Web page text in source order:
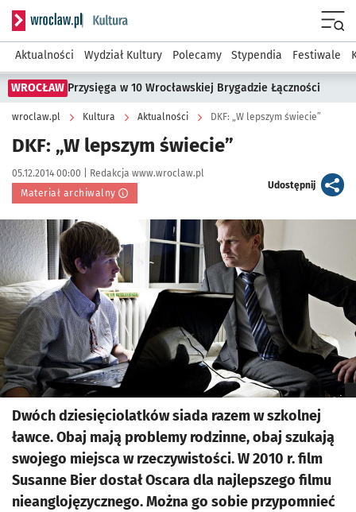
Serwis informacyjny wroclaw.pl podserwis: Kultura
Aktualności Wydział Kultury Polecamy Stypendia Festiwale
WROCŁAW Przysięga w 10 Wrocławskiej Brygadzie Łączności
wroclaw.pl Kultura Aktualności DKF: „W lepszym świecie”
DKF: „W lepszym świecie”
Data publikacji:
05.12.2014 00:00 | Autor:
Redakcja www.wroclaw.pl
Materiał archiwalny
Udostępnijartykuł
Kliknij, aby powiększyć
Dwóch dziesięciolatków siada razem w szkolnej
ławce. Obaj mają problemy rodzinne, obaj szukają
swojego miejsca w rzeczywistości. W 2010 r. film
Susanne Bier dostał Oscara dla najlepszego filmu
nieanglojęzycznego. Można go sobie przypomnieć